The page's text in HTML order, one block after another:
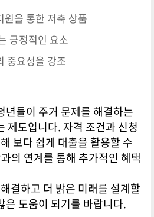
원을 통한 저축 상품
긍정적인 요소
중요성을 강조
년들이 주거 문제를 해결하는
제도입니다. 자격 조건과 신청
보다 쉽게 대출을 활용할 수
의 연계를 통해 추가적인 혜택
결하고 더 밝은 미래를 설계할
은 도움이 되기를 바랍니다.